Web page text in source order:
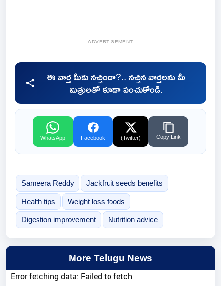
ADVERTISEMENT
ఈ వార్త మీకు నచ్చిందా?.. నచ్చిన వార్తలను మీ
మిత్రులతో కూడా పంచుకోండి.
WhatsApp Facebook (Twitter) Copy Link
Sameera Reddy Jackfruit seeds benefits
Health tips Weight loss foods
Digestion improvement Nutrition advice
More Telugu News
Error fetching data: Failed to fetch